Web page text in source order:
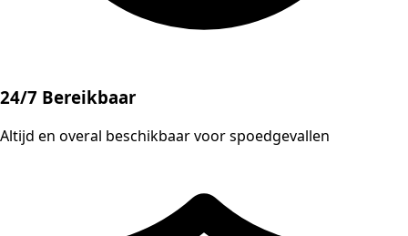
24/7 Bereikbaar
Altijd en overal beschikbaar voor spoedgevallen